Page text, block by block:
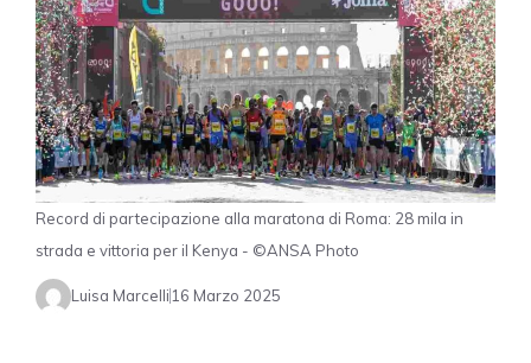
Record di partecipazione alla maratona di Roma: 28 mila in
strada e vittoria per il Kenya - ©ANSA Photo
Luisa Marcelli16 Marzo 2025